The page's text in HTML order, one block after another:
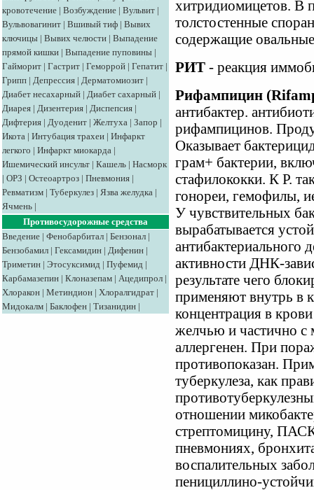
кровотечение | Возбуждение | Вульвит |
Вульвовагинит | Вшивый тиф | Вывих
ключицы | Вывих челюсти | Выпадение
прямой кишки | Выпадение пуповины |
Гайморит | Гастрит | Геморрой | Гепатит |
Грипп | Депрессия | Дерматомиозит |
Диабет несахарный | Диабет сахарный |
Диарея | Дизентерия | Диспепсия |
Дифтерия | Дуоденит | Желтуха | Запор |
Икота | Интубация трахеи | Инфаркт
легкого | Инфаркт миокарда |
Ишемический инсульт | Кашель | Насморк
| ОРЗ | Остеоартроз | Пневмония |
Ревматизм | Туберкулез | Язва желудка |
Ячмень |
Противосудорожные средства
Введение | Фенобарбитал | Бензонал |
Бензобамил | Гексамидин | Дифенин |
Триметин | Этосуксимид | Пуфемид |
Карбамазепин | Клоназепам | Ацедипрол |
Хлоракон | Метиндион | Хлоралгидрат |
Мидокалм | Баклофен | Тизанидин |
хитридиомицетов. В
толстостенные
содержащие
РИТ - реакция
Рифампицин
антибактер.
рифампицинов.
Оказывает
грам+ бактерии,
стафилококки. К Р.
гонореи, гемофилы,
У чувствительных
вырабатывается
антибактериального
активности ДНК-
результате чего
применяют внутрь в
концентрация в
желчью и частично с
аллергенен. При
противопоказан.
туберкулеза, как
отношении
стрептомицину,
пневмониях,
воспалительных
пенициллино-